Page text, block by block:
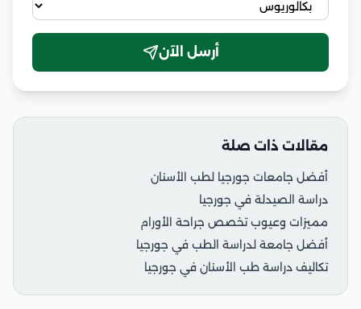
أرسل الآن
مقالات ذات صلة
أفضل جامعات جورجيا لطب الأسنان
دراسة الصيدلة في جورجيا
مميزات وعيوب تخصص جراحة الأورام
أفضل جامعة لدراسة الطب في جورجيا
تكاليف دراسة طب الأسنان في جورجيا